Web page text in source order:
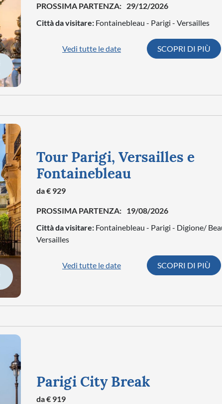
PROSSIMA PARTENZA: 29/12/2026
Città da visitare: Fontainebleau - Parigi - Versailles
Vedi tutte le date SCOPRI DI PIÙ
Tour Parigi, Versailles e
Fontainebleau
da € 929
PROSSIMA PARTENZA: 19/08/2026
Città da visitare: Fontainebleau - Parigi - Digione/
Versailles
Vedi tutte le date SCOPRI DI PIÙ
Parigi City Break
da € 919